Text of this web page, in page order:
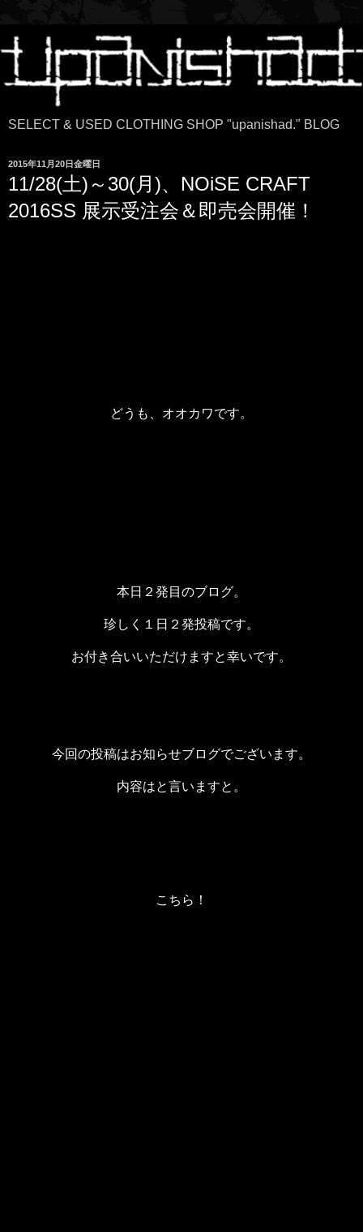
SELECT & USED CLOTHING SHOP "upanishad." BLOG
2015年11月20日金曜日
11/28(土)～30(月)、NOiSE CRAFT
2016SS 展示受注会＆即売会開催！
どうも、オオカワです。
本日２発目のブログ。
珍しく１日２発投稿です。
お付き合いいただけますと幸いです。
今回の投稿はお知らせブログでございます。
内容はと言いますと。
こちら！